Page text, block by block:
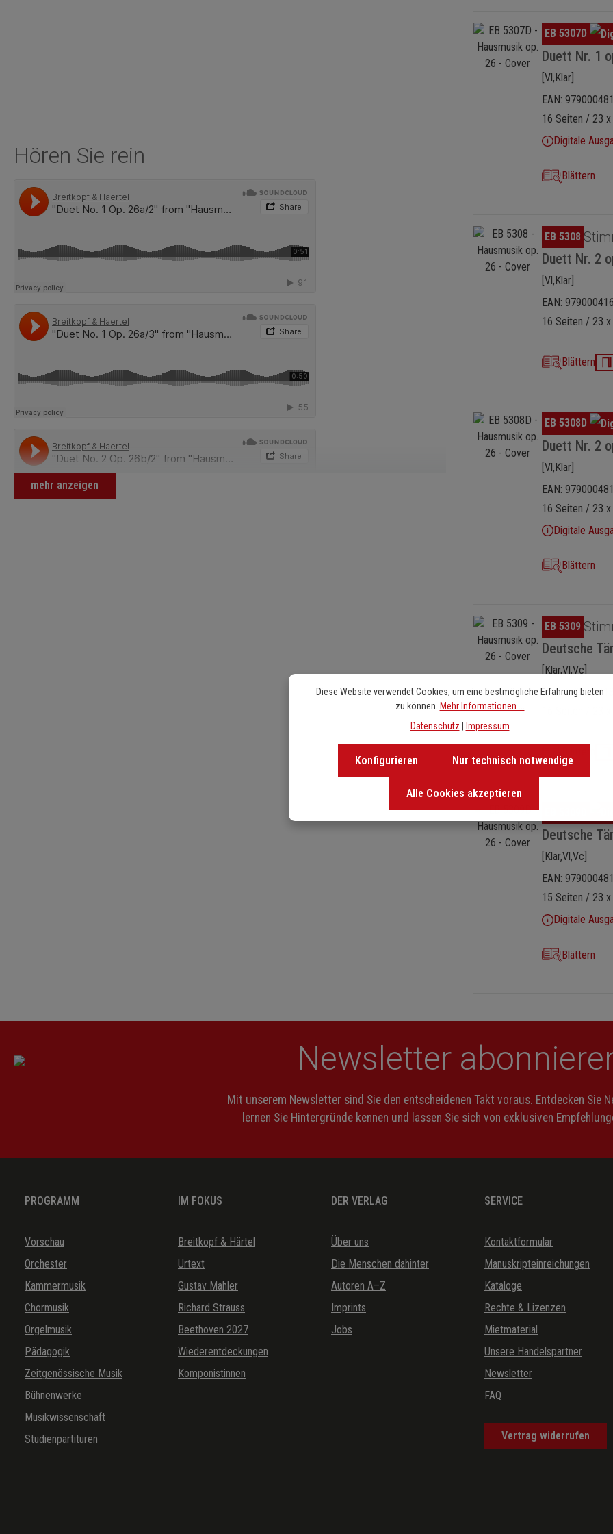
Bildergalerie überspringen
EB 5307D
Duett Nr. 1
[Vl,Klar]
EAN:
16 Seiten / 23
Digitale
Blättern
Bildergalerie überspringen
EB 5308
Duett Nr. 2
[Vl,Klar]
EAN:
16 Seiten / 23
Blättern
Bildergalerie überspringen
EB 5308D
Duett Nr. 2
[Vl,Klar]
EAN:
16 Seiten / 23
Digitale
Blättern
Bildergalerie überspringen
EB 5309
Deutsche
[Klar,Vl,Vc]
EAN:
16 Seiten / 23
Bildergalerie überspringen
Deutsche
[Klar,Vl,Vc]
EAN:
15 Seiten / 23
Digitale
Blättern
Hören Sie rein
mehr anzeigen
Newsletter
Mit unserem Newsletter sind Sie den entscheidenen Takt voraus. Entdecken Sie
lernen Sie Hintergründe kennen und lassen Sie sich von exklusiven
PROGRAMM
Vorschau
Orchester
Kammermusik
Chormusik
Orgelmusik
Pädagogik
Zeitgenössische Musik
Bühnenwerke
Musikwissenschaft
Studienpartituren
IM FOKUS
Breitkopf & Härtel
Urtext
Gustav Mahler
Richard Strauss
Beethoven 2027
Wiederentdeckungen
Komponistinnen
DER VERLAG
Über uns
Die Menschen dahinter
Autoren A–Z
Imprints
Jobs
SERVICE
Kontaktformular
Manuskripteinreichungen
Kataloge
Rechte & Lizenzen
Mietmaterial
Unsere Handelspartner
Newsletter
FAQ
Vertrag widerrufen
Diese Website verwendet Cookies, um eine bestmögliche Erfahrung bieten
zu können. Mehr Informationen ...
Datenschutz | Impressum
Nur technisch notwendige
Konfigurieren
Alle Cookies akzeptieren